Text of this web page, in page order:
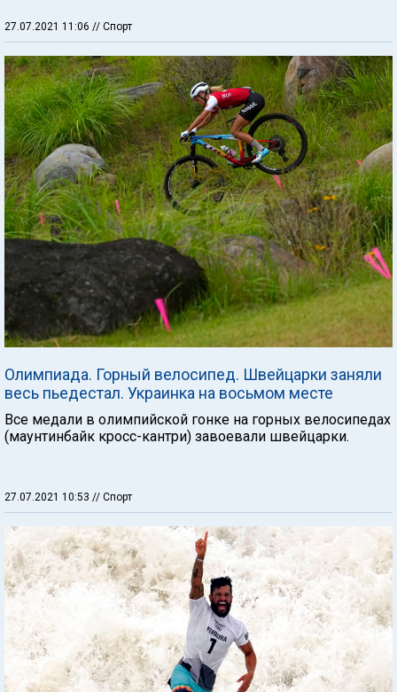
27.07.2021 11:06 // Спорт
Олимпиада. Горный велосипед. Швейцарки заняли
весь пьедестал. Украинка на восьмом месте
Все медали в олимпийской гонке на горных велосипедах
(маунтинбайк кросс-кантри) завоевали швейцарки.
27.07.2021 10:53 // Спорт